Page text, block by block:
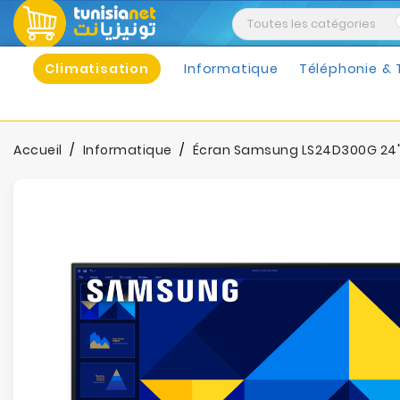
Climatisation Informatique Téléphonie &
Accueil Informatique Écran Samsung LS24D300G 24"